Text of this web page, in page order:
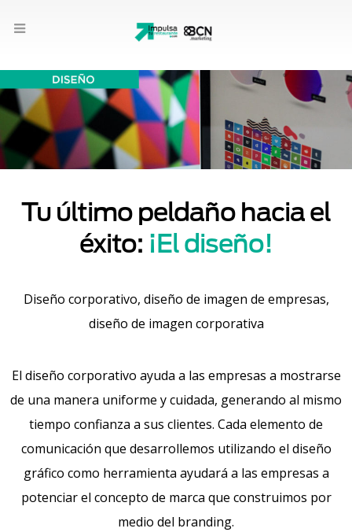
Tu último peldaño hacia el
éxito: ¡El diseño!
Diseño corporativo, diseño de imagen de empresas,
diseño de imagen corporativa
El diseño corporativo ayuda a las empresas a mostrarse
de una manera uniforme y cuidada, generando al mismo
tiempo confianza a sus clientes. Cada elemento de
comunicación que desarrollemos utilizando el diseño
gráfico como herramienta ayudará a las empresas a
potenciar el concepto de marca que construimos por
medio del branding.